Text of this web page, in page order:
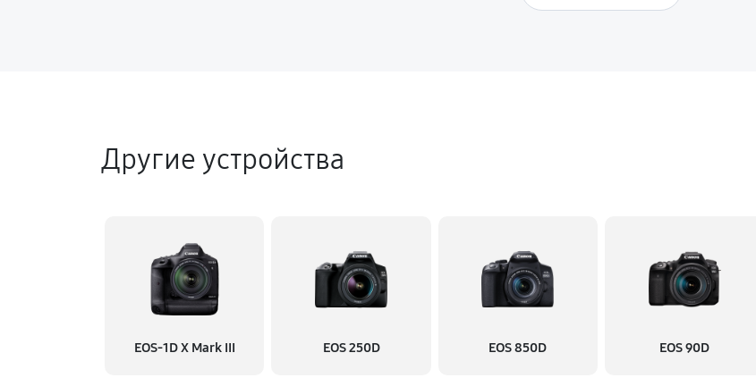
Другие устройства
EOS‑1D X Mark III EOS 250D EOS 850D EOS 90D